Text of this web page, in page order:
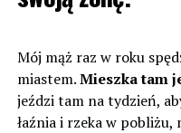
Mój mąż raz w roku
miastem.Mieszka tam
jeździ tam na tydzień,
łaźnia i rzeka w pobliżu,